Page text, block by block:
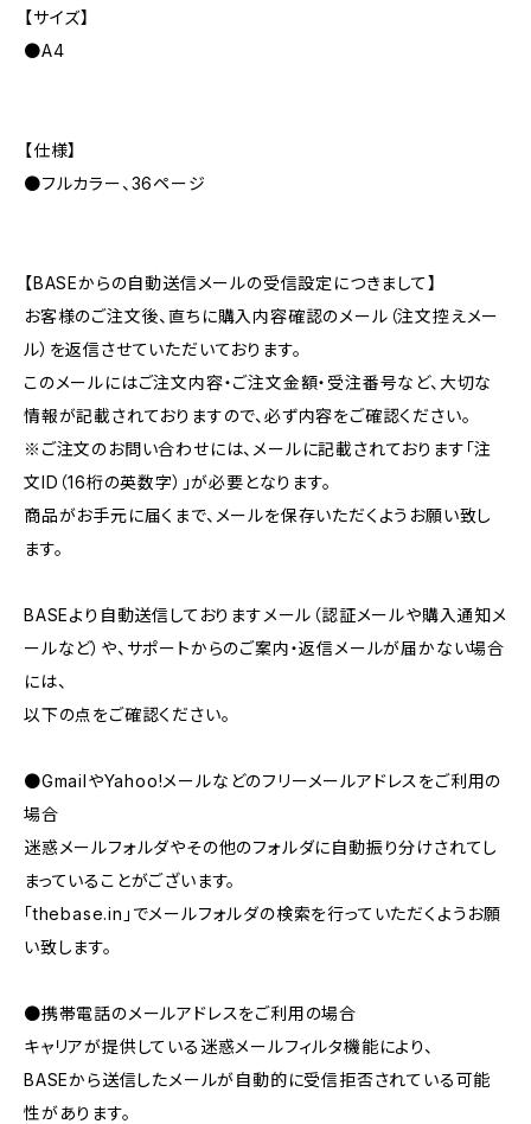
【サイズ】
●A4
【仕様】
●フルカラー、36ページ
【BASEからの自動送信メールの受信設定につきまして】
お客様のご注文後、直ちに購入内容確認のメール（注文控えメー
ル）を返信させていただいております。
このメールにはご注文内容・ご注文金額・受注番号など、大切な
情報が記載されておりますので、必ず内容をご確認ください。
※ご注文のお問い合わせには、メールに記載されております「注
文ID（16桁の英数字）」が必要となります。
商品がお手元に届くまで、メールを保存いただくようお願い致し
ます。
BASEより自動送信しておりますメール（認証メールや購入通知メ
ールなど）や、サポートからのご案内・返信メールが届かない場合
には、
以下の点をご確認ください。
●GmailやYahoo!メールなどのフリーメールアドレスをご利用の
場合
迷惑メールフォルダやその他のフォルダに自動振り分けされてし
まっていることがございます。
「thebase.in」でメールフォルダの検索を行っていただくようお願
い致します。
●携帯電話のメールアドレスをご利用の場合
キャリアが提供している迷惑メールフィルタ機能により、
BASEから送信したメールが自動的に受信拒否されている可能
性があります。